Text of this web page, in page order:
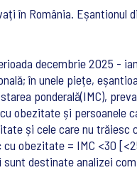
în România.
decembrie 2025 -
în unele piețe,
ponderală(IMC),
obezitate și
și cele care nu
obezitate = IMC <30
destinate analizei